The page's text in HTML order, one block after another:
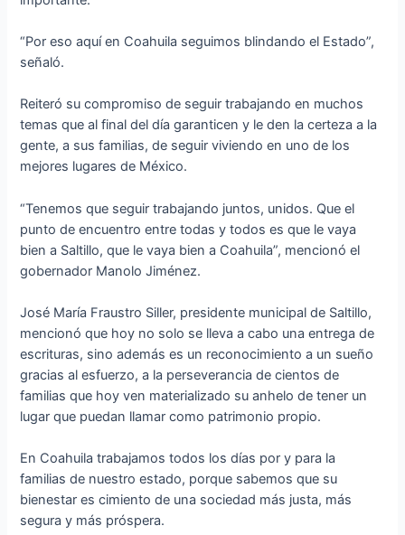
“Por eso aquí en Coahuila seguimos blindando el Estado”,
señaló.
Reiteró su compromiso de seguir trabajando en muchos
temas que al final del día garanticen y le den la certeza a la
gente, a sus familias, de seguir viviendo en uno de los
mejores lugares de México.
“Tenemos que seguir trabajando juntos, unidos. Que el
punto de encuentro entre todas y todos es que le vaya
bien a Saltillo, que le vaya bien a Coahuila”, mencionó el
gobernador Manolo Jiménez.
José María Fraustro Siller, presidente municipal de Saltillo,
mencionó que hoy no solo se lleva a cabo una entrega de
escrituras, sino además es un reconocimiento a un sueño
gracias al esfuerzo, a la perseverancia de cientos de
familias que hoy ven materializado su anhelo de tener un
lugar que puedan llamar como patrimonio propio.
En Coahuila trabajamos todos los días por y para la
familias de nuestro estado, porque sabemos que su
bienestar es cimiento de una sociedad más justa, más
segura y más próspera.